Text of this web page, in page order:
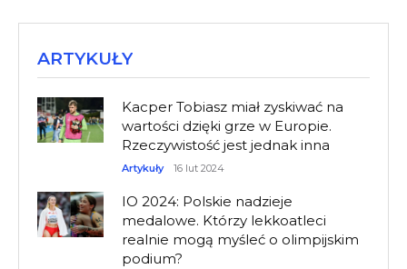
ARTYKUŁY
Kacper Tobiasz miał zyskiwać na
wartości dzięki grze w Europie.
Rzeczywistość jest jednak inna
Artykuły 16 lut 2024
IO 2024: Polskie nadzieje
medalowe. Którzy lekkoatleci
realnie mogą myśleć o olimpijskim
podium?